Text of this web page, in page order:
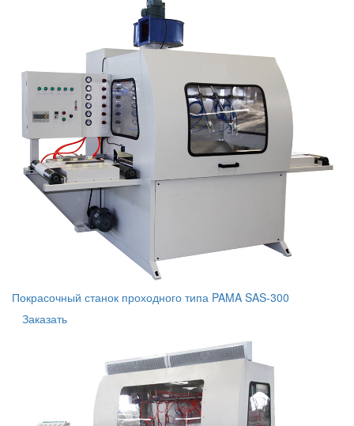
Покрасочный станок проходного типа PAMA SAS-300
Заказать